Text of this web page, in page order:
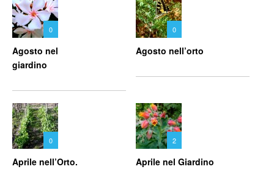
0
Agosto nel
giardino
0
Agosto nell’orto
0
Aprile nell’Orto.
2
Aprile nel Giardino